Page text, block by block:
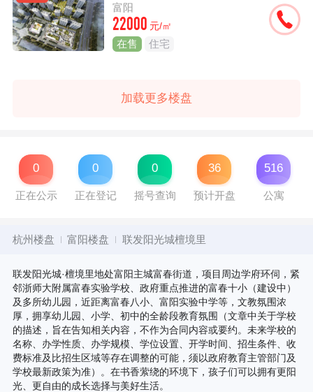
富阳
22000 元/㎡
在售 住宅
加载更多楼盘
0
正在公示
0
正在登记
0
摇号查询
36
预计开盘
516
公寓
杭州楼盘 富阳楼盘 联发阳光城檀境里
联发阳光城·檀境里地处富阳主城富春街道，项目周边学府环伺，紧
邻浙师大附属富春实验学校、政府重点推进的富春十小（建设中）
及多所幼儿园，近距离富春八小、富阳实验中学等，文教氛围浓
厚，拥享幼儿园、小学、初中的全龄段教育氛围（文章中关于学校
的描述，旨在告知相关内容，不作为合同内容或要约。未来学校的
名称、办学性质、办学规模、学位设置、开学时间、招生条件、收
费标准及比招生区域等存在调整的可能，须以政府教育主管部门及
学校最新政策为准）。在书香萦绕的环境下，孩子们可以拥有更阳
光、更自由的成长选择与美好生活。